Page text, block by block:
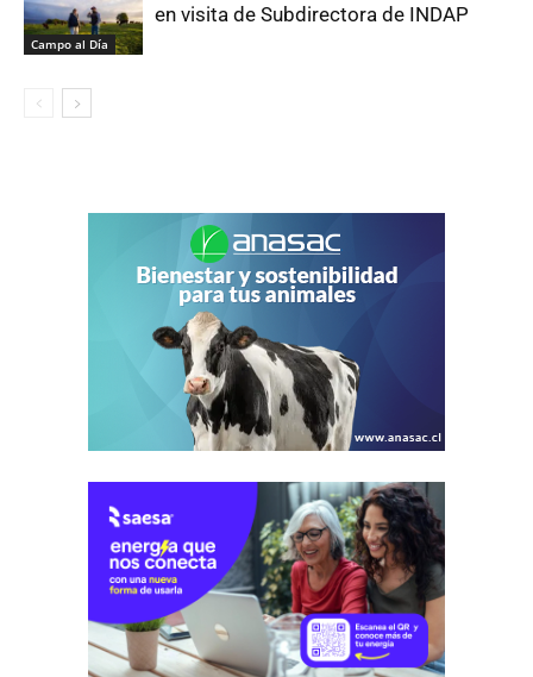
Campo al Día
en visita de Subdirectora de INDAP